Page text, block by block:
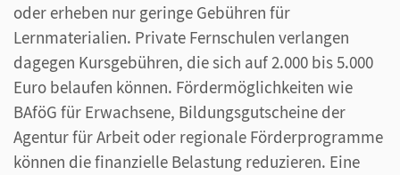
oder erheben nur geringe Gebühren für
Lernmaterialien. Private Fernschulen verlangen
dagegen Kursgebühren, die sich auf 2.000 bis 5.000
Euro belaufen können. Fördermöglichkeiten wie
BAföG für Erwachsene, Bildungsgutscheine der
Agentur für Arbeit oder regionale Förderprogramme
können die finanzielle Belastung reduzieren. Eine